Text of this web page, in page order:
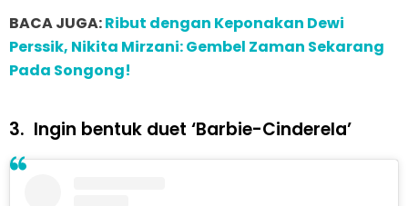
BACA JUGA:Ribut dengan Keponakan Dewi
Perssik, Nikita Mirzani: Gembel Zaman Sekarang
Pada Songong!
3. Ingin bentuk duet ‘Barbie-Cinderela’